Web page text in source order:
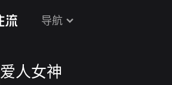
导航
爱人女神